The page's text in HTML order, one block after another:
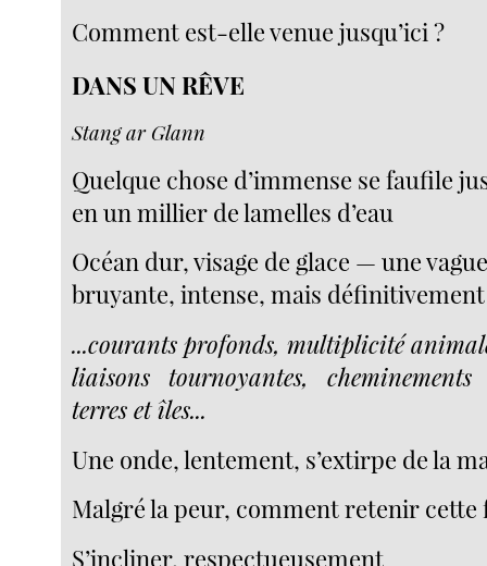
Comment est-elle venue jusqu’ici ?
DANS UN RÊVE
Stang ar Glann
Quelque chose d’immense se faufile
en un millier de lamelles d’eau
Océan dur, visage de glace — une
bruyante, intense, mais
...courants profonds, multiplicité
liaisons tournoyantes, cheminements
terres et îles...
Une onde, lentement, s’extirpe de la
Malgré la peur, comment retenir cette
S’incliner, respectueusement